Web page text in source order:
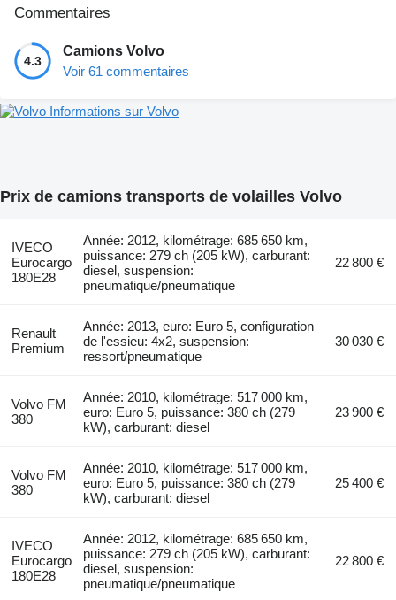
Commentaires
4.3
Camions Volvo
Voir 61 commentaires
Informations sur Volvo
Prix de camions transports de volailles Volvo
IVECO
Eurocargo
180E28
Année: 2012, kilométrage: 685 650 km,
puissance: 279 ch (205 kW), carburant:
diesel, suspension:
pneumatique/pneumatique
22 800 €
Renault
Premium
Année: 2013, euro: Euro 5, configuration
de l'essieu: 4x2, suspension:
ressort/pneumatique
30 030 €
Volvo FM
380
Année: 2010, kilométrage: 517 000 km,
euro: Euro 5, puissance: 380 ch (279
kW), carburant: diesel
23 900 €
Volvo FM
380
Année: 2010, kilométrage: 517 000 km,
euro: Euro 5, puissance: 380 ch (279
kW), carburant: diesel
25 400 €
IVECO
Eurocargo
180E28
Année: 2012, kilométrage: 685 650 km,
puissance: 279 ch (205 kW), carburant:
diesel, suspension:
pneumatique/pneumatique
22 800 €